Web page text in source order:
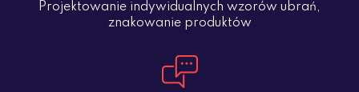
Projektowanie indywidualnych wzorów ubrań,
znakowanie produktów